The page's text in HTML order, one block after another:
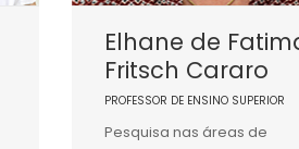
Elhane de
Fritsch Cararo
PROFESSOR DE ENSINO SUPERIOR
Pesquisa nas áreas de